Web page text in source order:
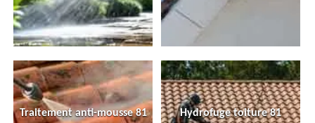
Traitement anti-mousse 81 Hydrofuge toiture 81